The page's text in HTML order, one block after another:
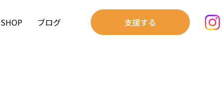
SHOP ブログ 支援する